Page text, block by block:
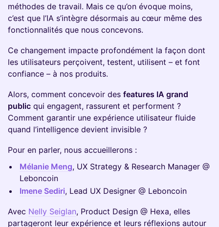
méthodes de travail. Mais ce qu’on évoque moins,
c’est que l’IA s’intègre désormais au cœur même des
fonctionnalités que nous concevons.
Ce changement impacte profondément la façon dont
les utilisateurs perçoivent, testent, utilisent – et font
confiance – à nos produits.
Alors, comment concevoir des features IA grand
public qui engagent, rassurent et performent ?
Comment garantir une expérience utilisateur fluide
quand l’intelligence devient invisible ?
Pour en parler, nous accueillerons :
Mélanie Meng, UX Strategy & Research Manager @
Leboncoin
Imene Sediri, Lead UX Designer @ Leboncoin
Avec Nelly Seiglan, Product Design @ Hexa, elles
partageront leur expérience et leurs réflexions autour